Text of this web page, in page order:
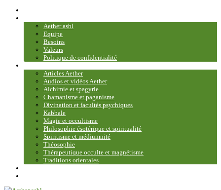
Aether asbl
Equipe
Besoins
Valeurs
Politique de confidentialité
Articles Aether
Audios et vidéos Aether
Alchimie et spagyrie
Chamanisme et paganisme
Divination et facultés psychiques
Kabbale
Magie et occultisme
Philosophie ésotérique et spiritualité
Spiritisme et médiumnité
Théosophie
Thérapeutique occulte et magnétisme
Traditions orientales